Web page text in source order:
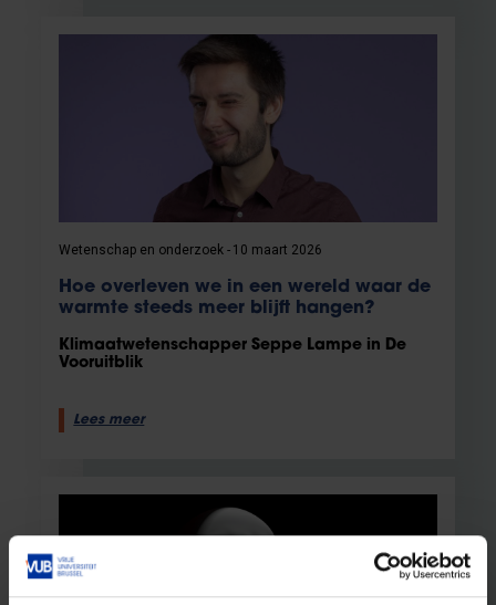
Wetenschap en onderzoek 10 maart 2026
Hoe overleven we in een wereld waar de
warmte steeds meer blijft hangen?
Klimaatwetenschapper Seppe Lampe in De
Vooruitblik
Lees meer